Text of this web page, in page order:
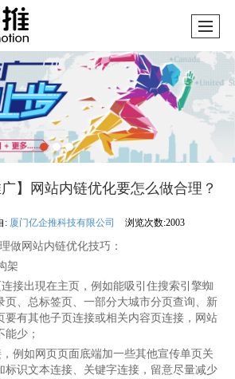
广】网站内链优化要怎么做合理？
: 厦门亿企推科技有限公司 浏览次数:2003
做网站内链优化技巧：
架
接出現在主页，例如能吸引住搜索引擎蜘
页、总标签页、一部分大城市分页查询、新
要有其他子页连接或相关内容页连接，网站
少；
例如网页页面底端加一些其他宣传单页关
标识文本连接、关键字连接，留意尽量减少